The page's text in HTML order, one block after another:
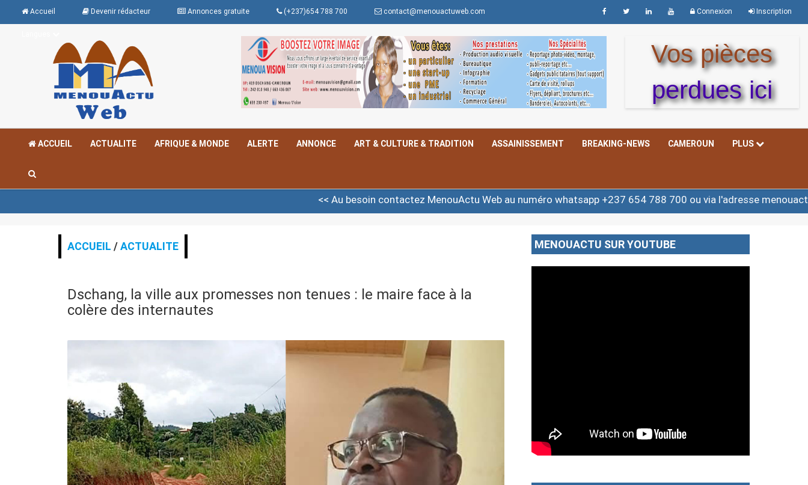
Accueil Devenir rédacteur Annonces gratuite (+237)654 788 700 contact@menouactuweb.com Connexion Inscription
Vos pièces
perdues ici
ACCUEIL ACTUALITE AFRIQUE & MONDE ALERTE ANNONCE ART & CULTURE & TRADITION ASSAINISSEMENT BREAKING-NEWS CAMEROUN PLUS
<< Au besoin contactez MenouActu Web au numéro whatsapp +237 654 788 700 ou via l'adresse
ACCUEIL /ACTUALITE
Dschang, la ville aux promesses non tenues : le maire face à la
colère des internautes
MENOUACTU SUR YOUTUBE